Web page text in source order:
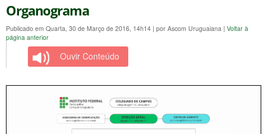
Organograma
Publicado em Quarta, 30 de Março de 2016, 14h14 | por Ascom Uruguaiana | Voltar à
página anterior
Ouvir Conteúdo